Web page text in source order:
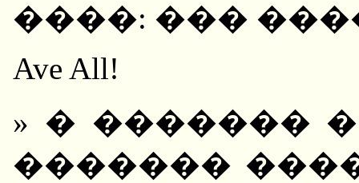
����: ���
Ave All!
» � �������
�������